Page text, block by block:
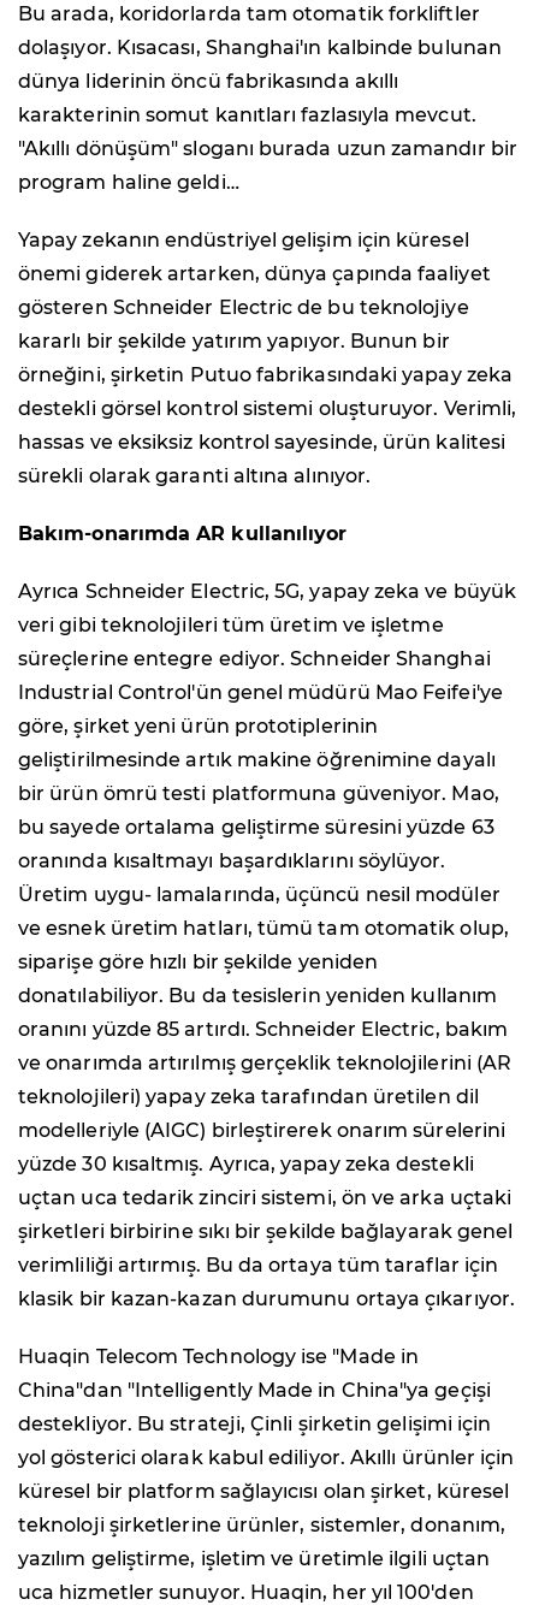
Bu arada, koridorlarda tam otomatik forkliftler
dolaşıyor. Kısacası, Shanghai'ın kalbinde bulunan
dünya liderinin öncü fabrikasında akıllı
karakterinin somut kanıtları fazlasıyla mevcut.
"Akıllı dönüşüm" sloganı burada uzun zamandır bir
program haline geldi…
Yapay zekanın endüstriyel gelişim için küresel
önemi giderek artarken, dünya çapında faaliyet
gösteren Schneider Electric de bu teknolojiye
kararlı bir şekilde yatırım yapıyor. Bunun bir
örneğini, şirketin Putuo fabrikasındaki yapay zeka
destekli görsel kontrol sistemi oluşturuyor. Verimli,
hassas ve eksiksiz kontrol sayesinde, ürün kalitesi
sürekli olarak garanti altına alınıyor.
Bakım-onarımda AR kullanılıyor
Ayrıca Schneider Electric, 5G, yapay zeka ve büyük
veri gibi teknolojileri tüm üretim ve işletme
süreçlerine entegre ediyor. Schneider Shanghai
Industrial Control'ün genel müdürü Mao Feifei'ye
göre, şirket yeni ürün prototiplerinin
geliştirilmesinde artık makine öğrenimine dayalı
bir ürün ömrü testi platformuna güveniyor. Mao,
bu sayede ortalama geliştirme süresini yüzde 63
oranında kısaltmayı başardıklarını söylüyor.
Üretim uygu- lamalarında, üçüncü nesil modüler
ve esnek üretim hatları, tümü tam otomatik olup,
siparişe göre hızlı bir şekilde yeniden
donatılabiliyor. Bu da tesislerin yeniden kullanım
oranını yüzde 85 artırdı. Schneider Electric, bakım
ve onarımda artırılmış gerçeklik teknolojilerini (AR
teknolojileri) yapay zeka tarafından üretilen dil
modelleriyle (AIGC) birleştirerek onarım sürelerini
yüzde 30 kısaltmış. Ayrıca, yapay zeka destekli
uçtan uca tedarik zinciri sistemi, ön ve arka uçtaki
şirketleri birbirine sıkı bir şekilde bağlayarak genel
verimliliği artırmış. Bu da ortaya tüm taraflar için
klasik bir kazan-kazan durumunu ortaya çıkarıyor.
Huaqin Telecom Technology ise "Made in
China"dan "Intelligently Made in China"ya geçişi
destekliyor. Bu strateji, Çinli şirketin gelişimi için
yol gösterici olarak kabul ediliyor. Akıllı ürünler için
küresel bir platform sağlayıcısı olan şirket, küresel
teknoloji şirketlerine ürünler, sistemler, donanım,
yazılım geliştirme, işletim ve üretimle ilgili uçtan
uca hizmetler sunuyor. Huaqin, her yıl 100'den